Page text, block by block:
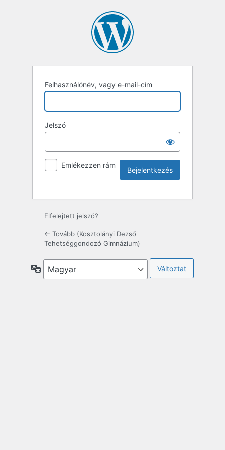
Felhasználónév, vagy e-mail-cím
Jelszó
Emlékezzen rám
Elfelejtett jelszó?
← Tovább (Kosztolányi Dezső
Tehetséggondozó Gimnázium)
Nyelv